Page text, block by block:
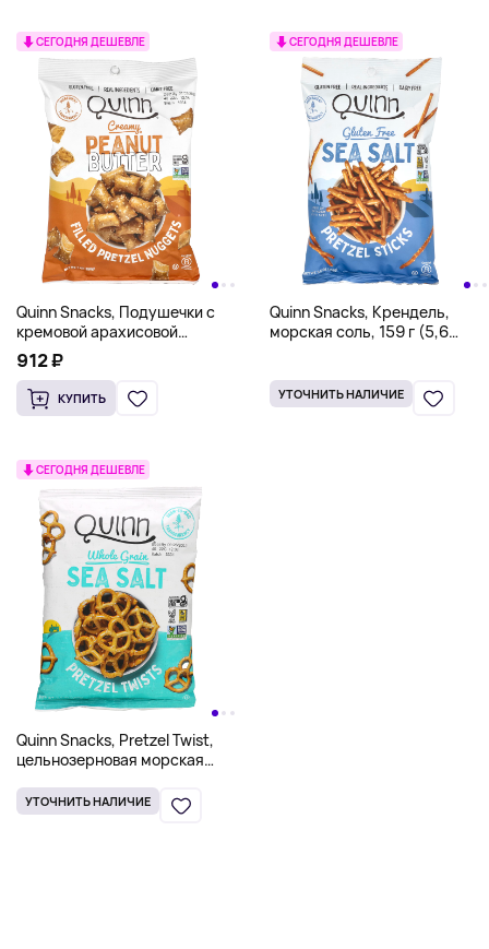
СЕГОДНЯ ДЕШЕВЛЕ
Quinn Snacks, Подушечки с
кремовой арахисовой
пастой, 198 г (7 унций)
912 ₽
КУПИТЬ
СЕГОДНЯ ДЕШЕВЛЕ
Quinn Snacks, Крендель,
морская соль, 159 г (5,6
УТОЧНИТЬ НАЛИЧИЕ
СЕГОДНЯ ДЕШЕВЛЕ
Quinn Snacks, Pretzel Twist,
цельнозерновая морская
УТОЧНИТЬ НАЛИЧИЕ